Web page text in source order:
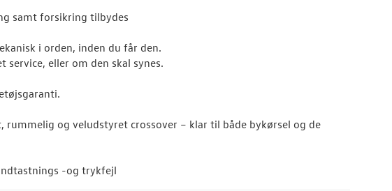
samt forsikring tilbydes
i orden, inden du får den.
service, eller om den skal synes.
rummelig og veludstyret crossover – klar til både bykørsel og de
-og trykfejl